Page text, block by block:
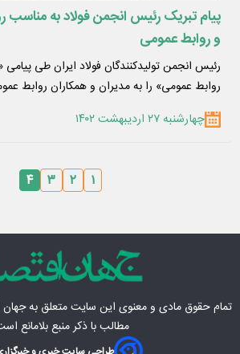
پیام تبریک رئیس انجمن فولاد به مناسب
و روابط عمومی
رئیس انجمن تولیدکنندگان فولاد ایران طی پیامی
روابط عمومی» را به مدیران و همکاران روابط
چهارشنبه ۲۷ اردیبهشت ۱۴۰۲
۱ ۲ ۳ ۴
تمام حقوق مادی‌ و معنوی این سایت متعلق بهجهان
مطالب با ذکر منبع بلامانع